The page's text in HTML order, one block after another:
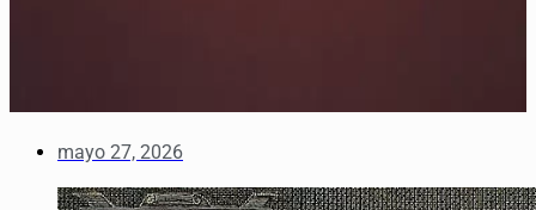
mayo 27, 2026